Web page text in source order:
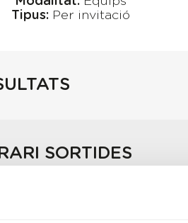
Tipus: Per invitació
SORTIDES